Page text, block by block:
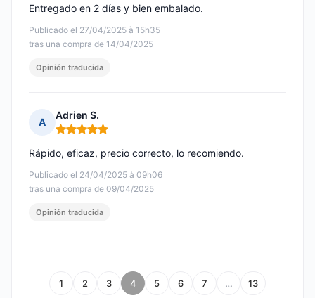
Publicado el 27/04/2025 à 15h35
tras una compra de 14/04/2025
Entregado en 2 días y bien embalado.
Opinión traducida
A
Adrien S.
Nota: 5 de 5
Publicado el 24/04/2025 à 09h06
tras una compra de 09/04/2025
Rápido, eficaz, precio correcto, lo recomiendo.
Opinión traducida
1 2 3 4 5 6 7 … 13